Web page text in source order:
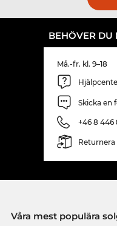
BEHÖVER DU
Må.-fr. kl. 9–18
Skicka en
+46 8 446
Våra mest populära